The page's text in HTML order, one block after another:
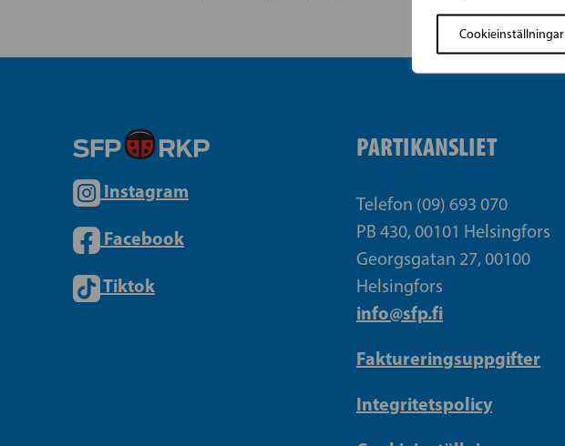
Cookieinställningar
Instagram
Facebook
Tiktok
PARTIKANSLIET
Telefon (09) 693 070
PB 430, 00101 Helsingfors
Georgsgatan 27, 00100
Helsingfors
info@sfp.fi
Faktureringsuppgifter
Integritetspolicy